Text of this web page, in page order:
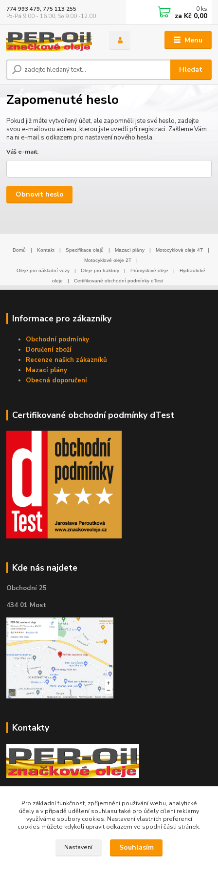
Menu
Hledat
774 993 479, 775 113 255
Po-Pá 9.00 - 16.00, So 9.00 -12.00
0 ks
za Kč 0,00
Zapomenuté heslo
Pokud již máte vytvořený účet, ale zapomněli jste své heslo, zadejte
svou e-mailovou adresu, kterou jste uvedli při registraci. Zašleme Vám
na ni e-mail s odkazem pro nastavení nového hesla.
Váš e-mail:
Obnovit heslo
Domů | Kontakt | Specifikace olejů | Mazací plány | Motocyklové oleje 4T
|
Motocyklové oleje 2T
|
Oleje pro nákladní vozy
| Oleje pro traktory | Průmyslové oleje |
Hydraulické
oleje
| Certifikované obchodní podmínky dTest
Informace pro zákazníky
Obchodní podmínky
Doručení zboží
Recenze našich zákazníků
Mazací plány
Obecná doporučení
Certifikované obchodní podmínky dTest
Kde nás najdete
Obchodní 25
434 01 Most
Kontakty
Telefon pro technické dotazy: 775 113 255
Telefon do našeho obchodu : 774 993 479
info@znackoveoleje.cz
Pro základní funkčnost, zpříjemnění používání webu, analytické
účely a v případě udělení souhlasu také pro účely cílení reklamy
využíváme soubory cookies. Nastavení vlastních preferencí
cookies můžete kdykoli upravit odkazem ve spodní části stránek.
Nastavení Souhlasím